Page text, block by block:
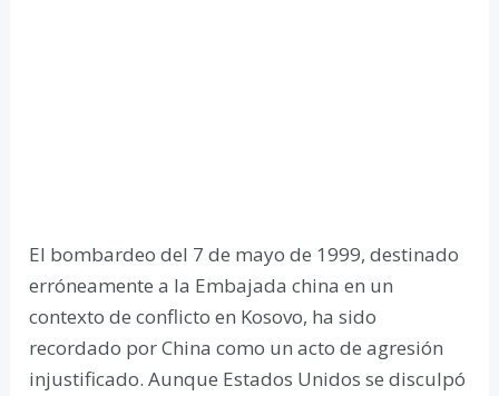
El bombardeo del 7 de mayo de 1999, destinado
erróneamente a la Embajada china en un
contexto de conflicto en Kosovo, ha sido
recordado por China como un acto de agresión
injustificado. Aunque Estados Unidos se disculpó